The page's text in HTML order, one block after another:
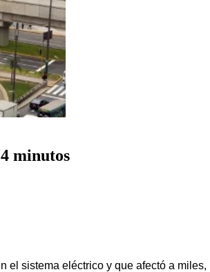
minutos
el sistema eléctrico y que afectó a